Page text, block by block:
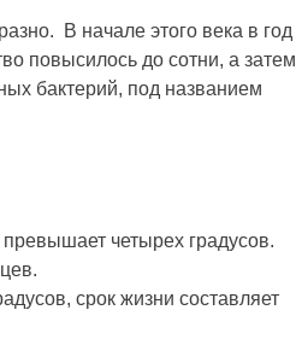
В начале этого века в год
повысилось до сотни, а затем
бактерий, под названием
четырех градусов.
срок жизни составляет